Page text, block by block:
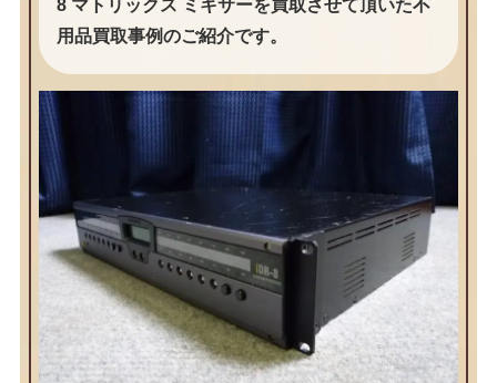
8 マトリックス ミキサーを買取させて頂いた不
用品買取事例のご紹介です。